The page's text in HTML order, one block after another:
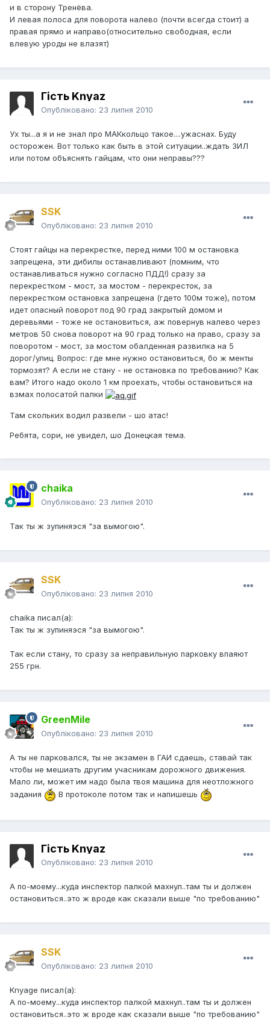
и в сторону Тренёва.
И левая полоса для поворота налево (почти всегда стоит) а
правая прямо и направо(относительно свободная, если
влевую уроды не влазят)
Гість Knyaz
Опубліковано: 23 липня 2010
Ух ты...а я и не знал про МАКкольцо такое....ужаснах. Буду
осторожен. Вот только как быть в этой ситуации..ждать ЗИЛ
или потом объяснять гайцам, что они неправы???
SSK
Опубліковано: 23 липня 2010
Стоят гайцы на перекрестке, перед ними 100 м остановка
запрещена, эти дибилы останавливают (помним, что
останавливаться нужно согласно ПДД!) сразу за
перекрестком - мост, за мостом - перекресток, за
перекрестком остановка запрещена (гдето 100м тоже), потом
идет опасный поворот под 90 град закрытый домом и
деревьями - тоже не остановиться, аж повернув налево через
метров 50 снова поворот на 90 град только на право, сразу за
поворотом - мост, за мостом обалденная развилка на 5
дорог/улиц. Вопрос: где мне нужно остановиться, бо ж менты
тормозят? А если не стану - не остановка по требованию? Как
вам? Итого надо около 1 км проехать, чтобы остановиться на
взмах полосатой палки
Там скольких водил развели - шо атас!
Ребята, сори, не увидел, шо Донецкая тема.
chaika
Опубліковано: 23 липня 2010
Так ты ж зупиняэся "за вымогою".
SSK
Опубліковано: 23 липня 2010
chaika писал(а):
Так ты ж зупиняэся "за вымогою".
Так если стану, то сразу за неправильную парковку впаяют
255 грн.
GreenMile
Опубліковано: 23 липня 2010
А ты не парковался, ты не экзамен в ГАИ сдаешь, ставай так
чтобы не мешиать другим учасникам дорожного движения.
Мало ли, может им надо была твоя машина для неотложного
задания
В протоколе потом так и напишешь
Гість Knyaz
Опубліковано: 23 липня 2010
А по-моему...куда инспектор палкой махнул..там ты и должен
остановиться..это ж вроде как сказали выше "по требованию"
SSK
Опубліковано: 23 липня 2010
Knyage писал(а):
А по-моему...куда инспектор палкой махнул..там ты и должен
остановиться..это ж вроде как сказали выше "по требованию"